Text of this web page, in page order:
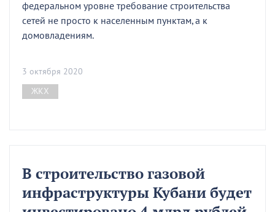
3 октября 2020
федеральном уровне требование строительства
сетей не просто к населенным пунктам, а к
домовладениям.
ЖКХ
В строительство газовой
инфраструктуры Кубани будет